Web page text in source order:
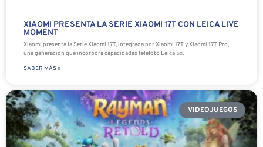
XIAOMI PRESENTA LA SERIE XIAOMI 17T CON LEICA LIVE
MOMENT
Xiaomi presenta la Serie Xiaomi 17T, integrada por Xiaomi 17T y Xiaomi 17T Pro,
una generación que incorpora capacidades telefoto Leica 5x.
SABER MÁS »
VIDEOJUEGOS